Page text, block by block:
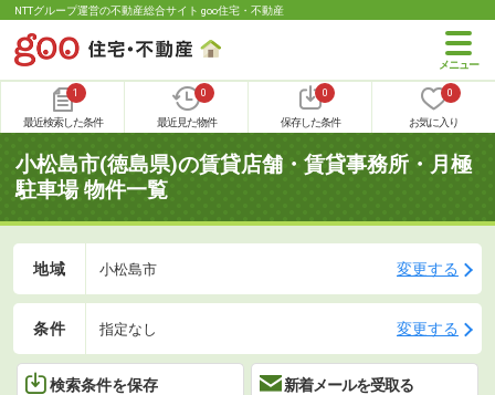
NTTグループ運営の不動産総合サイト goo住宅・不動産
1
最近検索した条件
0
最近見た物件
0
保存した条件
0
お気に入り
小松島市(徳島県)の賃貸店舗・賃貸事務所・月極
駐車場 物件一覧
地域 小松島市 変更する
条件 指定なし 変更する
検索条件を保存 新着メールを受取る